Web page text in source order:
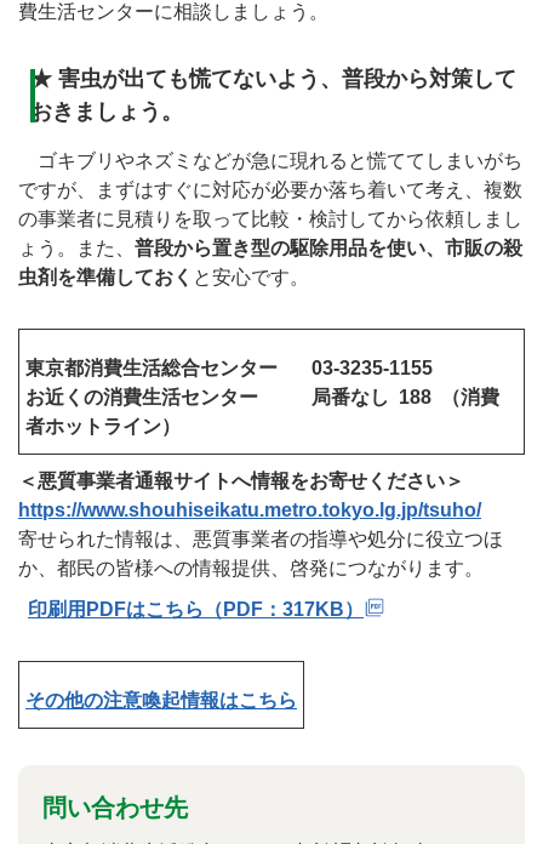
費生活センターに相談しましょう。
★ 害虫が出ても慌てないよう、普段から対策して
おきましょう。
ゴキブリやネズミなどが急に現れると慌ててしまいがち
ですが、まずはすぐに対応が必要か落ち着いて考え、複数
の事業者に見積りを取って比較・検討してから依頼しまし
ょう。また、 普段から置き型の駆除用品を使い、市販の殺
虫剤を準備しておく と安心です。
東京都消費生活総合センター 03-3235-1155
お近くの消費生活センター 局番なし 188 （消費
者ホットライン）
＜悪質事業者通報サイトへ情報をお寄せください＞
https://www.shouhiseikatu.metro.tokyo.lg.jp/tsuho/
寄せられた情報は、悪質事業者の指導や処分に役立つほ
か、都民の皆様への情報提供、啓発につながります。
印刷用PDFはこちら（PDF：317KB）
その他の注意喚起情報はこちら
問い合わせ先